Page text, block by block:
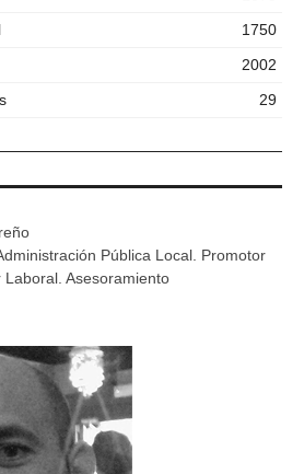
1750
2002
29
Pública Local. Promotor
Asesoramiento